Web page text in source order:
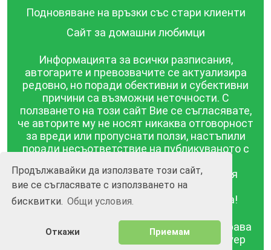
Продължавайки да използвате този сайт,
вие се съгласявате с използването на
бисквитки. Общи условия.
Откажи Приемам
Подновяване на връзки със стари клиенти
Сайт за домашни любимци
Информацията за всички разписания,
автогарите и превозвачите се актуализира
редовно, но поради обективни и субективни
причини са възможни неточности. С
ползването на този сайт Вие се съгласявате,
че авторите му не носят никаква отговорност
за вреди или пропуснати ползи, настъпили
поради несъответствие на публикуваното с
публикувана в този сайт се предоставя
такава каквато е, без гаранция за
съответствието ѝ с действителността!
BGrazpisanie.com © 2008 - 2026, Всички права
Изработка на уебсайт и софтуер